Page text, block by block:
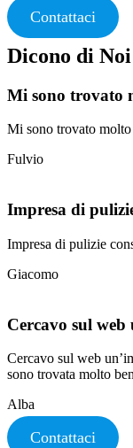
Contattaci
Dicono di Noi
Mi sono trovato
Mi sono trovato molto
Fulvio
Impresa di
Impresa di pulizie
Giacomo
Cercavo sul web
Cercavo sul web
sono trovata molto
Alba
Contattaci